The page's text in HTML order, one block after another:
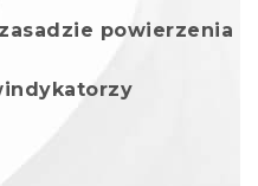
powierzenia